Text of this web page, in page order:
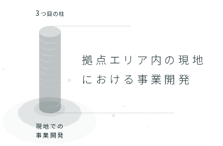
3 つ目の柱
現地での
事業開発
拠点エリア内の現地
における事業開発